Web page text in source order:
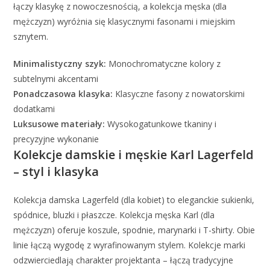
łączy klasykę z nowoczesnością, a kolekcja męska (dla
mężczyzn) wyróżnia się klasycznymi fasonami i miejskim
sznytem.
Minimalistyczny szyk: Monochromatyczne kolory z
subtelnymi akcentami
Ponadczasowa klasyka: Klasyczne fasony z nowatorskimi
dodatkami
Luksusowe materiały: Wysokogatunkowe tkaniny i
precyzyjne wykonanie
Kolekcje damskie i męskie Karl Lagerfeld
– styl i klasyka
Kolekcja damska Lagerfeld (dla kobiet) to eleganckie sukienki,
spódnice, bluzki i płaszcze. Kolekcja męska Karl (dla
mężczyzn) oferuje koszule, spodnie, marynarki i T-shirty. Obie
linie łączą wygodę z wyrafinowanym stylem. Kolekcje marki
odzwierciedlają charakter projektanta – łączą tradycyjne